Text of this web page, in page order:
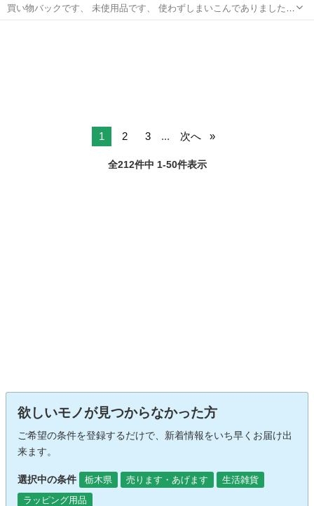
買い物バックです、 未使用品です、 使わずしまいこんでありました，
ビニール製みたいで雨でも大丈夫です、 画像でご確認ください、
1 2 3 ... 次へ
全212件中 1-50件表示
欲しいモノが見つからなかった方
ご希望の条件を登録するだけで、新着情報をいち早くお届け出
来ます。
選択中の条件 栃木県 売ります・あげます
生活雑貨
ラッピング用品